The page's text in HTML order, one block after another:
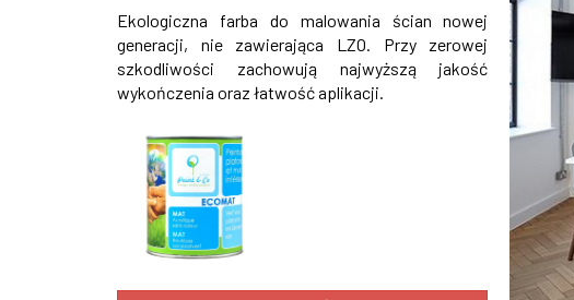
Ekologiczna farba do malowania ścian nowej
generacji, nie zawierająca LZO. Przy zerowej
szkodliwości zachowują najwyższą jakość
wykończenia oraz łatwość aplikacji.